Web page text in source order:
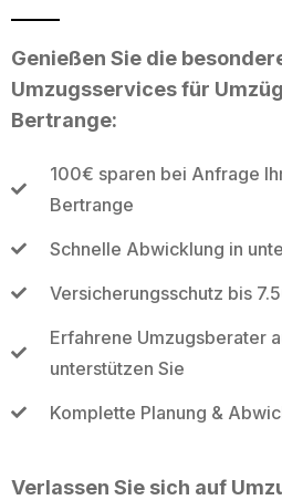
Genießen Sie die
Umzugsservices für
Bertrange:
100€ sparen bei Anfrage
Bertrange
Schnelle Abwicklung in
Versicherungsschutz bis
Erfahrene Umzugsberater
unterstützen Sie
Komplette Planung &
Verlassen Sie sich auf